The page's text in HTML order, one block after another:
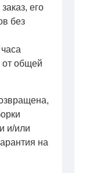
его
без
от общей
и/или
на